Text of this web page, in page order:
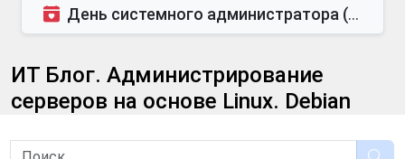
День системного администратора (последняя пятница июля)
ИТ Блог. Администрирование
серверов на основе Linux. Debian